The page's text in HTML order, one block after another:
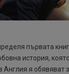
първата
история,
Англия я обявяват